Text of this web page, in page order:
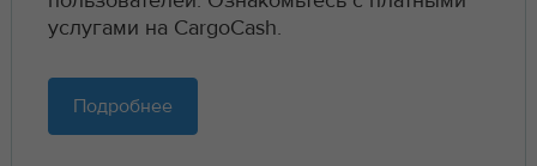
услугами на CargoCash.
Подробнее